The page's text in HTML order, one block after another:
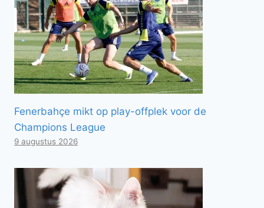
Fenerbahçe mikt op play-offplek voor de
Champions League
9 augustus 2026